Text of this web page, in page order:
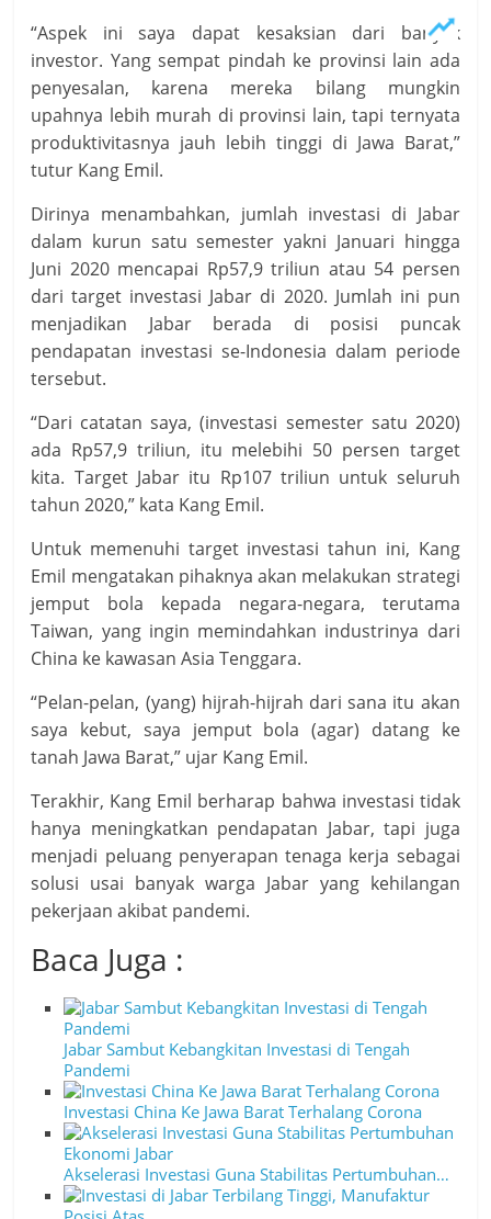
“Aspek ini saya dapat kesaksian dari banyak
investor. Yang sempat pindah ke provinsi lain ada
penyesalan, karena mereka bilang mungkin
upahnya lebih murah di provinsi lain, tapi ternyata
produktivitasnya jauh lebih tinggi di Jawa Barat,”
tutur Kang Emil.
Dirinya menambahkan, jumlah investasi di Jabar
dalam kurun satu semester yakni Januari hingga
Juni 2020 mencapai Rp57,9 triliun atau 54 persen
dari target investasi Jabar di 2020. Jumlah ini pun
menjadikan Jabar berada di posisi puncak
pendapatan investasi se-Indonesia dalam periode
tersebut.
“Dari catatan saya, (investasi semester satu 2020)
ada Rp57,9 triliun, itu melebihi 50 persen target
kita. Target Jabar itu Rp107 triliun untuk seluruh
tahun 2020,” kata Kang Emil.
Untuk memenuhi target investasi tahun ini, Kang
Emil mengatakan pihaknya akan melakukan strategi
jemput bola kepada negara-negara, terutama
Taiwan, yang ingin memindahkan industrinya dari
China ke kawasan Asia Tenggara.
“Pelan-pelan, (yang) hijrah-hijrah dari sana itu akan
saya kebut, saya jemput bola (agar) datang ke
tanah Jawa Barat,” ujar Kang Emil.
Terakhir, Kang Emil berharap bahwa investasi tidak
hanya meningkatkan pendapatan Jabar, tapi juga
menjadi peluang penyerapan tenaga kerja sebagai
solusi usai banyak warga Jabar yang kehilangan
pekerjaan akibat pandemi.
Baca Juga :
Jabar Sambut Kebangkitan Investasi di Tengah
Pandemi
Investasi China Ke Jawa Barat Terhalang Corona
Akselerasi Investasi Guna Stabilitas Pertumbuhan…